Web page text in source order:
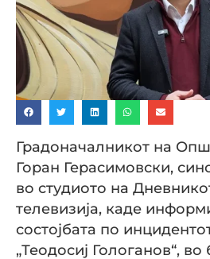
Градоначалникот на
Горан Герасимовски,
во студиото на
телевизија, каде
состојбата по
„Теодосиј Гологанов“,